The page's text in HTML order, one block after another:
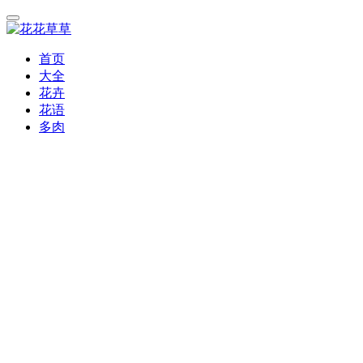
首页
大全
花卉
花语
多肉